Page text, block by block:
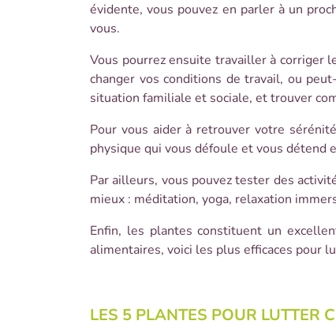
évidente, vous pouvez en parler à un
vous.
Vous pourrez ensuite travailler à corriger
changer vos conditions de travail, ou
situation familiale et sociale, et trouver
Pour vous aider à retrouver votre
physique qui vous défoule et vous
Par ailleurs, vous pouvez tester des
mieux : méditation, yoga, relaxation
Enfin, les plantes constituent un
alimentaires, voici les plus efficaces pour
LES 5 PLANTES POUR LUTTER